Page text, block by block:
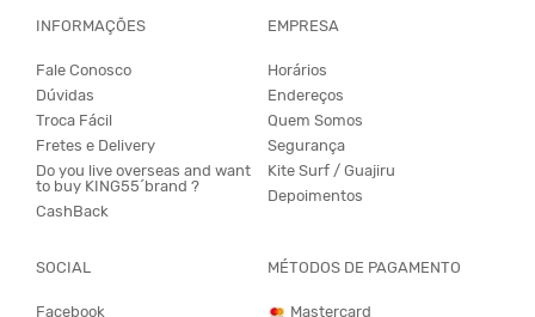
INFORMAÇÕES
Fale Conosco
Dúvidas
Troca Fácil
Fretes e Delivery
Do you live overseas and want
to buy KING55´brand ?
CashBack
EMPRESA
Horários
Endereços
Quem Somos
Segurança
Kite Surf / Guajiru
Depoimentos
SOCIAL
Facebook
MÉTODOS DE PAGAMENTO
Mastercard